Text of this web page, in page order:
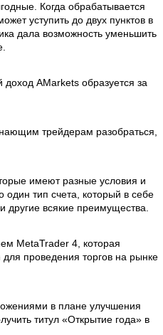
Когда обрабатывается
уступить до двух пунктов в
дала возможность уменьшить
AMarkets образуется за
трейдерам разобраться,
имеют разные условия и
один тип счета, который в себе
всякие преимущества.
MetaTrader 4, которая
проведения торгов на рынке
в плане улучшения
титул «Открытие года» в